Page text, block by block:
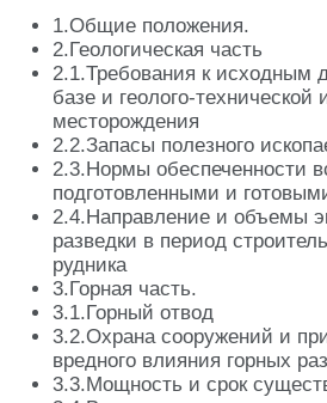
1.Общие положения.
2.Геологическая часть
2.1.Требования к исходным
базе и геолого-технической
месторождения
2.2.Запасы полезного
2.3.Нормы обеспеченности
подготовленными и
2.4.Направление и объемы
разведки в период
рудника
3.Горная часть.
3.1.Горный отвод
3.2.Охрана сооружений и
вредного влияния горных
3.3.Мощность и срок